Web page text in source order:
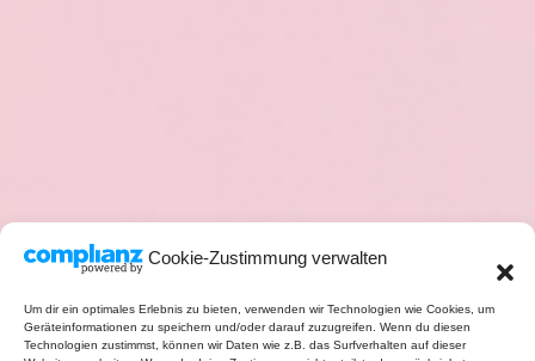
Cookie-Zustimmung verwalten
Um dir ein optimales Erlebnis zu bieten, verwenden wir Technologien wie Cookies, um
Geräteinformationen zu speichern und/oder darauf zuzugreifen. Wenn du diesen
Technologien zustimmst, können wir Daten wie z.B. das Surfverhalten auf dieser